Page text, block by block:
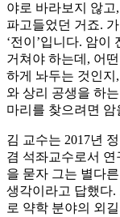
야로 바라보지 않
파고들었던 거죠.
‘전이’입니다. 암
거쳐야 하는데, 어
하게 놔두는 것인지
와 상리 공생을 하
마리를 찾으려면
김 교수는 2017년
겸 석좌교수로서
을 묻자 그는 별다
생각이라고 답했다.
로 약학 분야의 외